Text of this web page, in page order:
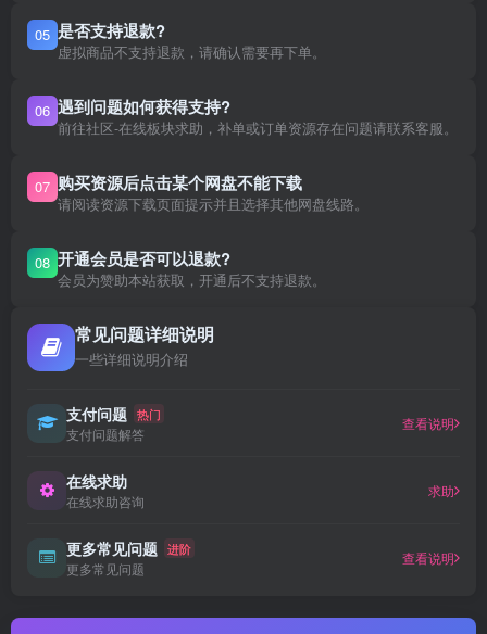
05 是否支持退款?
虚拟商品不支持退款，请确认需要再下单。
06 遇到问题如何获得支持?
前往社区-在线板块求助，补单或订单资源存在问题请联系客服。
07 购买资源后点击某个网盘不能下载
请阅读资源下载页面提示并且选择其他网盘线路。
08 开通会员是否可以退款?
会员为赞助本站获取，开通后不支持退款。
常见问题详细说明
一些详细说明介绍
支付问题 热门
支付问题解答
查看说明
在线求助
在线求助咨询
求助
更多常见问题 进阶
更多常见问题
查看说明